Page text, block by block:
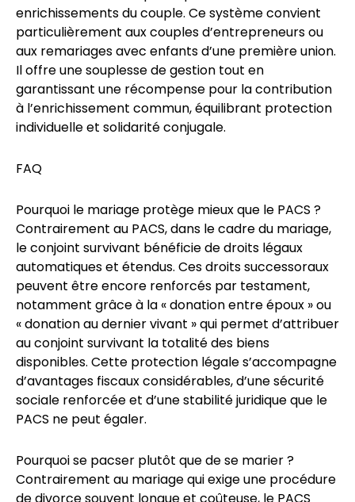
enrichissements du couple. Ce système convient
particulièrement aux couples d’entrepreneurs ou
aux remariages avec enfants d’une première union.
Il offre une souplesse de gestion tout en
garantissant une récompense pour la contribution
à l’enrichissement commun, équilibrant protection
individuelle et solidarité conjugale.
FAQ
Pourquoi le mariage protège mieux que le PACS ?
Contrairement au PACS, dans le cadre du mariage,
le conjoint survivant bénéficie de droits légaux
automatiques et étendus. Ces droits successoraux
peuvent être encore renforcés par testament,
notamment grâce à la « donation entre époux » ou
« donation au dernier vivant » qui permet d’attribuer
au conjoint survivant la totalité des biens
disponibles. Cette protection légale s’accompagne
d’avantages fiscaux considérables, d’une sécurité
sociale renforcée et d’une stabilité juridique que le
PACS ne peut égaler.
Pourquoi se pacser plutôt que de se marier ?
Contrairement au mariage qui exige une procédure